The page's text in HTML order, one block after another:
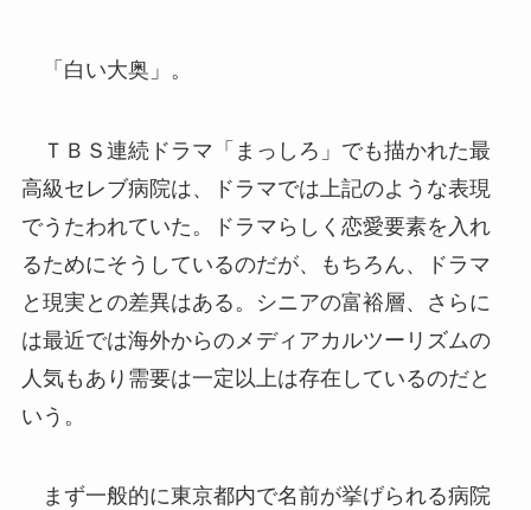
「白い大奥」。
ＴＢＳ連続ドラマ「まっしろ」でも描かれた最
高級セレブ病院は、ドラマでは上記のような表現
でうたわれていた。ドラマらしく恋愛要素を入れ
るためにそうしているのだが、もちろん、ドラマ
と現実との差異はある。シニアの富裕層、さらに
は最近では海外からのメディアカルツーリズムの
人気もあり需要は一定以上は存在しているのだと
いう。
まず一般的に東京都内で名前が挙げられる病院